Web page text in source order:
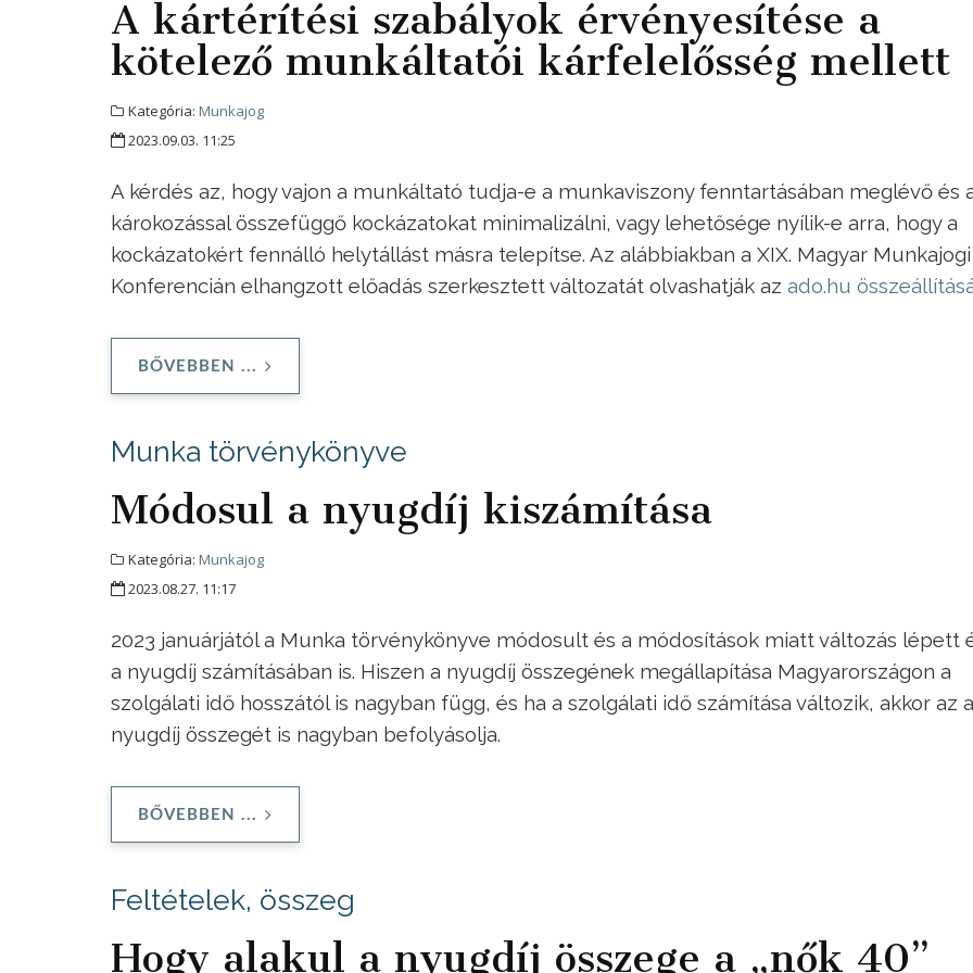
A kártérítési szabályok érvényesítése a
kötelező munkáltatói kárfelelősség mellett
Kategória: Munkajog
2023.09.03. 11:25
A kérdés az, hogy vajon a munkáltató tudja-e a munkaviszony fenntartásában meglévő és
károkozással összefüggő kockázatokat minimalizálni, vagy lehetősége nyílik-e arra, hogy a
kockázatokért fennálló helytállást másra telepítse. Az alábbiakban a XIX. Magyar Munkajogi
Konferencián elhangzott előadás szerkesztett változatát olvashatják az ado.hu
BŐVEBBEN ...
Munka törvénykönyve
Módosul a nyugdíj kiszámítása
Kategória: Munkajog
2023.08.27. 11:17
2023 januárjától a Munka törvénykönyve módosult és a módosítások miatt változás lépett
a nyugdíj számításában is. Hiszen a nyugdíj összegének megállapítása Magyarországon a
szolgálati idő hosszától is nagyban függ, és ha a szolgálati idő számítása változik, akkor az a
nyugdíj összegét is nagyban befolyásolja.
BŐVEBBEN ...
Feltételek, összeg
Hogy alakul a nyugdíj összege a „nők 40”